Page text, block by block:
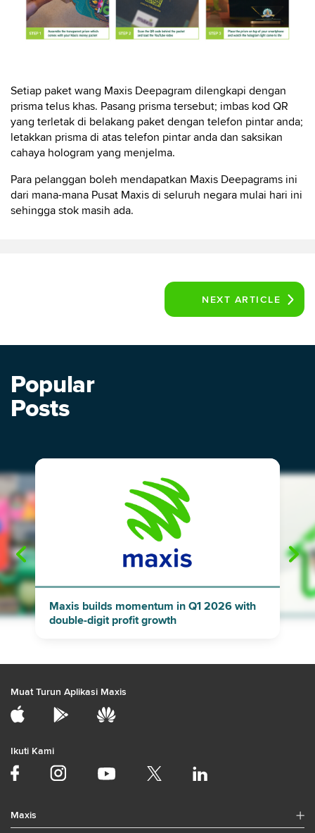
Setiap paket wang Maxis Deepagram dilengkapi dengan
prisma telus khas. Pasang prisma tersebut; imbas kod QR
yang terletak di belakang paket dengan telefon pintar anda;
letakkan prisma di atas telefon pintar anda dan saksikan
cahaya hologram yang menjelma.
Para pelanggan boleh mendapatkan Maxis Deepagrams ini
dari mana-mana Pusat Maxis di seluruh negara mulai hari ini
sehingga stok masih ada.
NEXT ARTICLE
Popular
Posts
"
Maxis builds momentum in Q1 2026 with
double-digit profit growth
Muat Turun Aplikasi Maxis
Ikuti Kami
Maxis